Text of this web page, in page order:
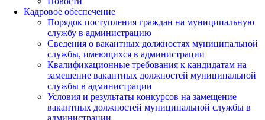
Кадровое обеспечение
Порядок поступления граждан на муниципальную
службу в администрацию
Сведения о вакантных должностях муниципальной
службы, имеющихся в администрации
Квалификационные требования к кандидатам на
замещение вакантных должностей муниципальной
службы в администрации
Условия и результаты конкурсов на замещение
вакантных должностей муниципальной службы в
администрации